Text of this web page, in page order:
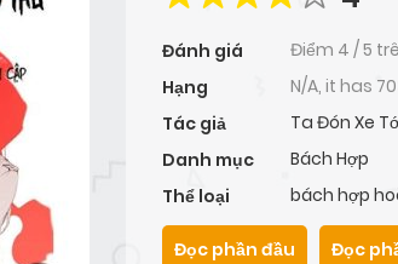
Đánh giá Điểm 4 /5
Hạng
N/A, it has
Tác giả
Ta Đón Xe
Danh mục
Bách Hợp
Thể loại
bách hợp
Đọc phần đầu Đọc